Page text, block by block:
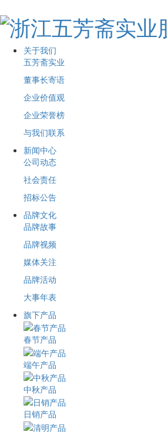
关于我们
五芳斋实业
董事长寄语
企业价值观
企业荣誉榜
与我们联系
新闻中心
公司动态
社会责任
招标公告
品牌文化
品牌故事
品牌视频
媒体关注
品牌活动
大事年表
旗下产品
春节产品
端午产品
中秋产品
日销产品